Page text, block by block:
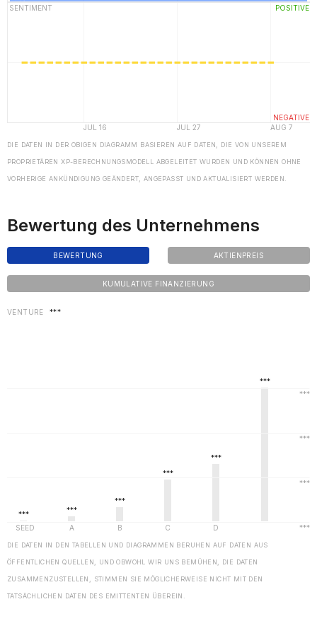
DIE DATEN IN DER OBIGEN DIAGRAMM BASIEREN AUF DATEN, DIE VON UNSEREM
PROPRIETÄREN XP-BERECHNUNGSMODELL ABGELEITET WURDEN UND KÖNNEN OHNE
VORHERIGE ANKÜNDIGUNG GEÄNDERT, ANGEPASST UND AKTUALISIERT WERDEN.
Bewertung des Unternehmens
BEWERTUNG AKTIENPREIS
KUMULATIVE FINANZIERUNG
VENTURE ***
DIE DATEN IN DEN TABELLEN UND DIAGRAMMEN BERUHEN AUF DATEN AUS
ÖFFENTLICHEN QUELLEN, UND OBWOHL WIR UNS BEMÜHEN, DIE DATEN
ZUSAMMENZUSTELLEN, STIMMEN SIE MÖGLICHERWEISE NICHT MIT DEN
TATSÄCHLICHEN DATEN DES EMITTENTEN ÜBEREIN.